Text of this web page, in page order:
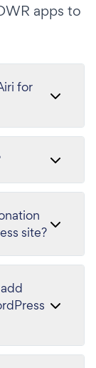
apps to
for
site?